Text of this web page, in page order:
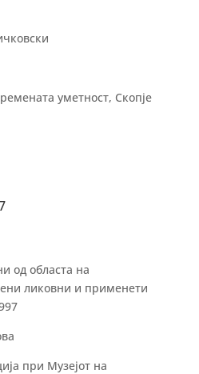
уметност, Скопје
од областа на
ликовни и применети
при Музејот на